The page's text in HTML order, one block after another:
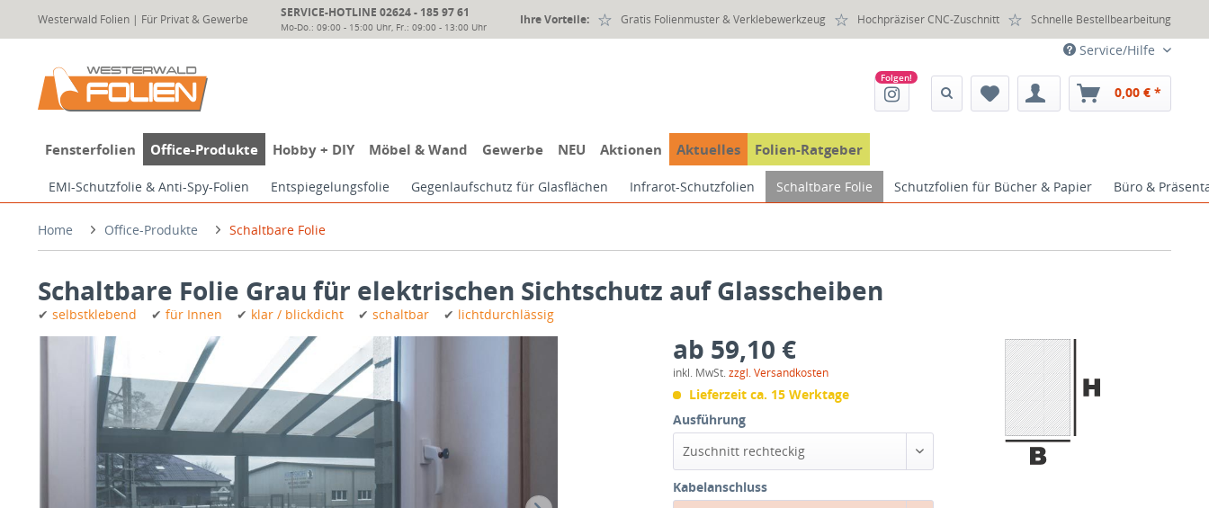
Westerwald Folien | Für Privat & Gewerbe SERVICE-HOTLINE 02624 - 185 97 61
Mo-Do.: 09:00 - 15:00 Uhr, Fr.: 09:00 - 13:00 Uhr
Ihre Vorteile: Gratis Folienmuster & Verklebewerkzeug Hochpräziser CNC-Zuschnitt Schnelle Bestellbearbeitung
Service/Hilfe
0,00 € *
Fensterfolien Office-Produkte Hobby + DIY Möbel & Wand Gewerbe NEU Aktionen Aktuelles Folien-Ratgeber
EMI-Schutzfolie & Anti-Spy-Folien Entspiegelungsfolie Gegenlaufschutz für Glasflächen Infrarot-Schutzfolien Schaltbare Folie Schutzfolien für Bücher & Papier Büro &
Home Office-Produkte Schaltbare Folie
Schaltbare Folie Grau für elektrischen Sichtschutz auf Glasscheiben
✔ selbstklebend ✔ für Innen ✔ klar / blickdicht ✔ schaltbar ✔ lichtdurchlässig
ab 59,10 €
inkl. MwSt. zzgl. Versandkosten
Lieferzeit ca. 15 Werktage
Ausführung
Zuschnitt rechteckig
Kabelanschluss